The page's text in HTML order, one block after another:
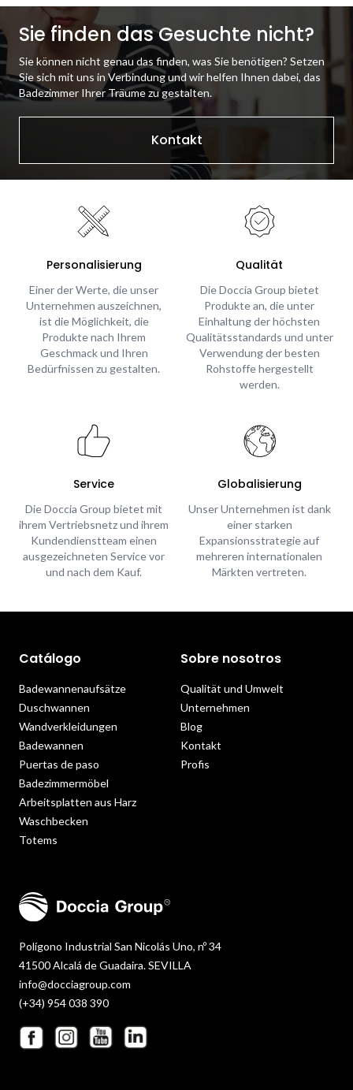
Sie finden das Gesuchte nicht?
Sie können nicht genau das finden, was Sie benötigen? Setzen
Sie sich mit uns in Verbindung und wir helfen Ihnen dabei, das
Badezimmer Ihrer Träume zu gestalten.
Kontakt
Personalisierung
Einer der Werte, die unser
Unternehmen auszeichnen,
ist die Möglichkeit, die
Produkte nach Ihrem
Geschmack und Ihren
Bedürfnissen zu gestalten.
Qualität
Die Doccia Group bietet
Produkte an, die unter
Einhaltung der höchsten
Qualitätsstandards und unter
Verwendung der besten
Rohstoffe hergestellt
werden.
Service
Die Doccia Group bietet mit
ihrem Vertriebsnetz und ihrem
Kundendienstteam einen
ausgezeichneten Service vor
und nach dem Kauf.
Globalisierung
Unser Unternehmen ist dank
einer starken
Expansionsstrategie auf
mehreren internationalen
Märkten vertreten.
Polígono Industrial San Nicolás Uno, nº 34
41500 Alcalá de Guadaira. SEVILLA
info@docciagroup.com
(+34) 954 038 390
Catálogo
Badewannenaufsätze
Duschwannen
Wandverkleidungen
Badewannen
Puertas de paso
Badezimmermöbel
Arbeitsplatten aus Harz
Waschbecken
Totems
Sobre nosotros
Qualität und Umwelt
Unternehmen
Blog
Kontakt
Profis